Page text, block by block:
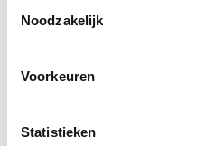
Noodzakelijk
Voorkeuren
Statistieken
handschoenen bieden de
bacteriën en virussen. De
staat een optimale